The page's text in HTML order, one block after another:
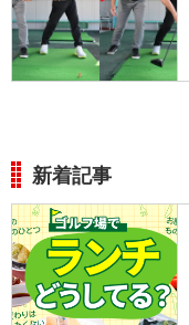
新着記事